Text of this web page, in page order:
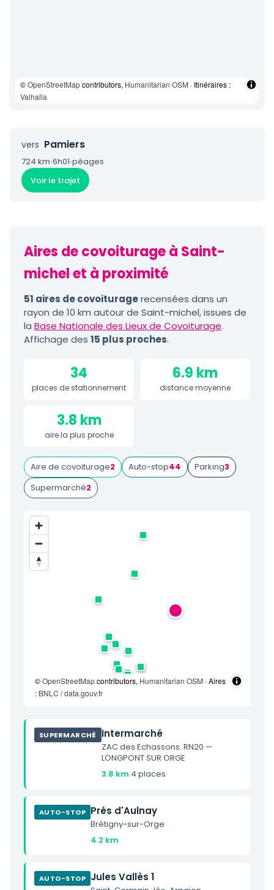
©OpenStreetMapcontributors, Humanitarian OSM · Itinéraires :
Valhalla
vers Pamiers
724 km·6h01·péages
Voir le trajet
Aires de covoiturage à Saint-
michel et à proximité
51 aires de covoituragerecensées dans un
rayon de 10 km autour de Saint-michel, issues de
la Base Nationale des Lieux de Covoiturage.
Affichage des 15 plus proches.
34
places de stationnement
6.9 km
distance moyenne
3.8 km
aire la plus proche
Aire de covoiturage2 Auto-stop44 Parking3
Supermarché2
©OpenStreetMapcontributors, Humanitarian OSM · Aires
: BNLC / data.gouv.fr
SUPERMARCHÉ Intermarché
ZAC des Echassons. RN20 —
LONGPONT SUR ORGE
3.8 km·4 places
AUTO-STOP Prés d'Aulnay
Brétigny-sur-Orge
4.2 km
AUTO-STOP Jules Vallès 1